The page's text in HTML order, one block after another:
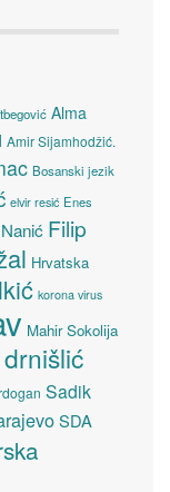
Alma
Amir Sijamhodžić.
Bosanski jezik
elvir resić Enes
Filip
Hrvatska
korona virus
Mahir Sokolija
Sadik
SDA